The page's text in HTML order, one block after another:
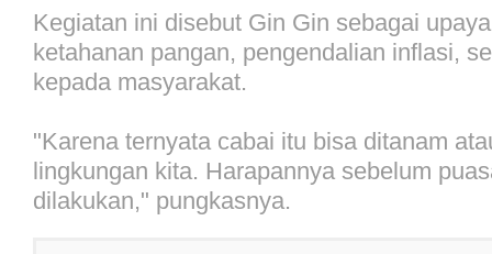
Kegiatan ini disebut Gin Gin sebagai
ketahanan pangan, pengendalian inflasi,
kepada masyarakat.
"Karena ternyata cabai itu bisa ditanam
lingkungan kita. Harapannya sebelum
dilakukan," pungkasnya.